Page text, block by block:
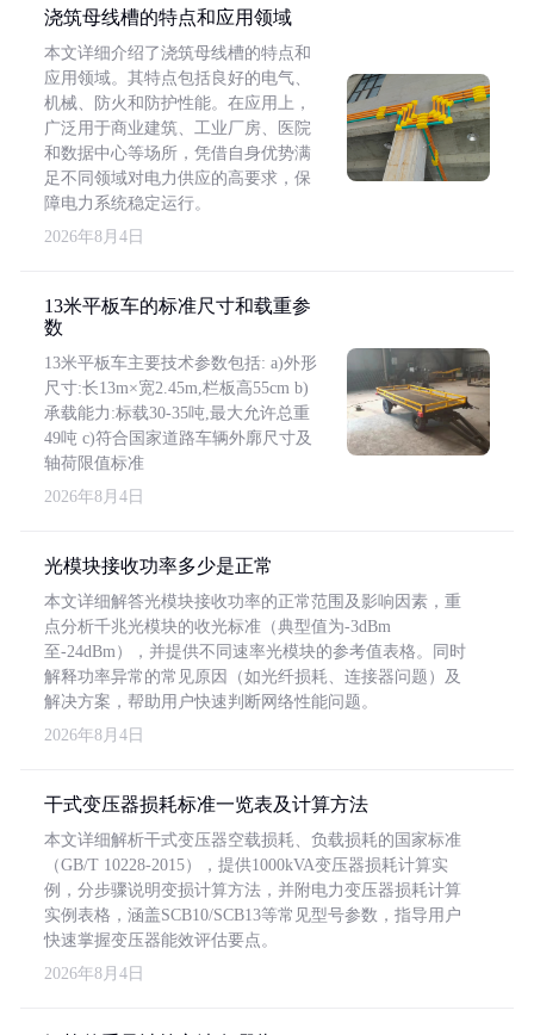
浇筑母线槽的特点和应用领域
本文详细介绍了浇筑母线槽的特点和
应用领域。其特点包括良好的电气、
机械、防火和防护性能。在应用上，
广泛用于商业建筑、工业厂房、医院
和数据中心等场所，凭借自身优势满
足不同领域对电力供应的高要求，保
障电力系统稳定运行。
2026年8月4日
13米平板车的标准尺寸和载重参
数
13米平板车主要技术参数包括: a)外形
尺寸:长13m×宽2.45m,栏板高55cm b)
承载能力:标载30-35吨,最大允许总重
49吨 c)符合国家道路车辆外廓尺寸及
轴荷限值标准
2026年8月4日
光模块接收功率多少是正常
本文详细解答光模块接收功率的正常范围及影响因素，重
点分析千兆光模块的收光标准（典型值为-3dBm
至-24dBm），并提供不同速率光模块的参考值表格。同时
解释功率异常的常见原因（如光纤损耗、连接器问题）及
解决方案，帮助用户快速判断网络性能问题。
2026年8月4日
干式变压器损耗标准一览表及计算方法
本文详细解析干式变压器空载损耗、负载损耗的国家标准
（GB/T 10228-2015），提供1000kVA变压器损耗计算实
例，分步骤说明变损计算方法，并附电力变压器损耗计算
实例表格，涵盖SCB10/SCB13等常见型号参数，指导用户
快速掌握变压器能效评估要点。
2026年8月4日